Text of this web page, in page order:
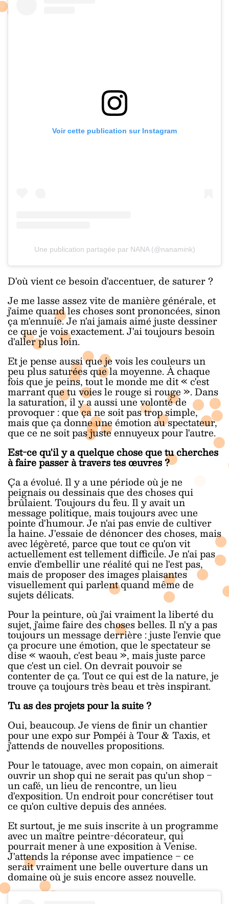
Voir cette publication sur Instagram
Une publication partagée par NANA (@nanamink)
D'où vient ce besoin d'accentuer, de saturer ?
Je me lasse assez vite de manière générale, et
j'aime quand les choses sont prononcées, sinon
ça m'ennuie. Je n'ai jamais aimé juste dessiner
ce que je vois exactement. J'ai toujours besoin
d'aller plus loin.
Et je pense aussi que je vois les couleurs un
peu plus saturées que la moyenne. À chaque
fois que je peins, tout le monde me dit « c'est
marrant que tu voies le rouge si rouge ». Dans
la saturation, il y a aussi une volonté de
provoquer : que ça ne soit pas trop simple,
mais que ça donne une émotion au spectateur,
que ce ne soit pas juste ennuyeux pour l'autre.
Est-ce qu'il y a quelque chose que tu cherches
à faire passer à travers tes œuvres ?
Ça a évolué. Il y a une période où je ne
peignais ou dessinais que des choses qui
brûlaient. Toujours du feu. Il y avait un
message politique, mais toujours avec une
pointe d'humour. Je n'ai pas envie de cultiver
la haine. J'essaie de dénoncer des choses, mais
avec légèreté, parce que tout ce qu'on vit
actuellement est tellement difficile. Je n'ai pas
envie d'embellir une réalité qui ne l'est pas,
mais de proposer des images plaisantes
visuellement qui parlent quand même de
sujets délicats.
Pour la peinture, où j'ai vraiment la liberté du
sujet, j'aime faire des choses belles. Il n'y a pas
toujours un message derrière : juste l'envie que
ça procure une émotion, que le spectateur se
dise « waouh, c'est beau », mais juste parce
que c'est un ciel. On devrait pouvoir se
contenter de ça. Tout ce qui est de la nature, je
trouve ça toujours très beau et très inspirant.
Tu as des projets pour la suite ?
Oui, beaucoup. Je viens de finir un chantier
pour une expo sur Pompéi à Tour & Taxis, et
j'attends de nouvelles propositions.
Pour le tatouage, avec mon copain, on aimerait
ouvrir un shop qui ne serait pas qu'un shop ‒
un café, un lieu de rencontre, un lieu
d'exposition. Un endroit pour concrétiser tout
ce qu'on cultive depuis des années.
Et surtout, je me suis inscrite à un programme
avec un maître peintre-décorateur, qui
pourrait mener à une exposition à Venise.
J'attends la réponse avec impatience ‒ ce
serait vraiment une belle ouverture dans un
domaine où je suis encore assez nouvelle.